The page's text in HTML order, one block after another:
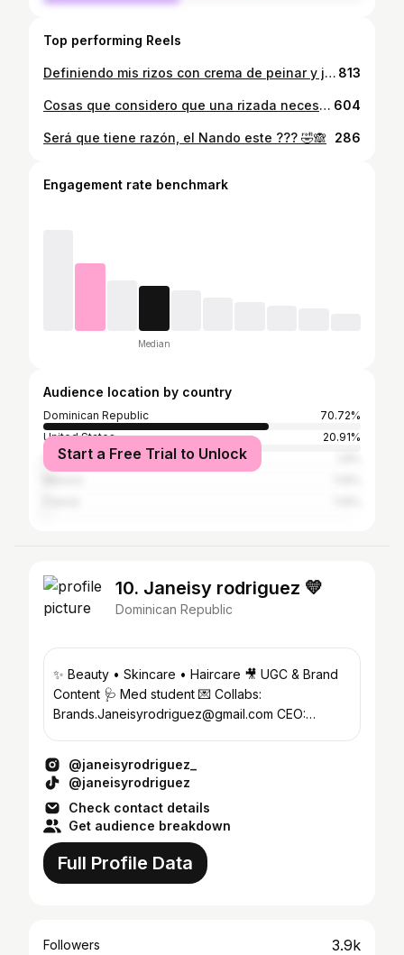
Top performing Reels
Definiendo mis rizos con crema de peinar y jelly de Cocàbi✨ #curlyhair #curlygirl #curly #rizos #definiciónderizos 813
Cosas que considero que una rizada necesita ✨ Me faltó algo ??? #curly #curlyhair #rizada 604
Será que tiene razón, el Nando este ??? 🤣🙈 286
Engagement rate benchmark
Median
Audience location by country
Dominican Republic
70.72%
United States
20.91%
Spain
Start a Free Trial to Unlock
10. Janeisy rodriguez 💛
Dominican Republic
✨ Beauty • Skincare • Haircare 🎥 UGC & Brand
Content 🩺 Med student 💌 Collabs:
Brands.Janeisyrodriguez@gmail.com CEO:
@janeisyrodriguez_
@janeisyrodriguez
Check contact details
Get audience breakdown
Full Profile Data
Followers 3.9k